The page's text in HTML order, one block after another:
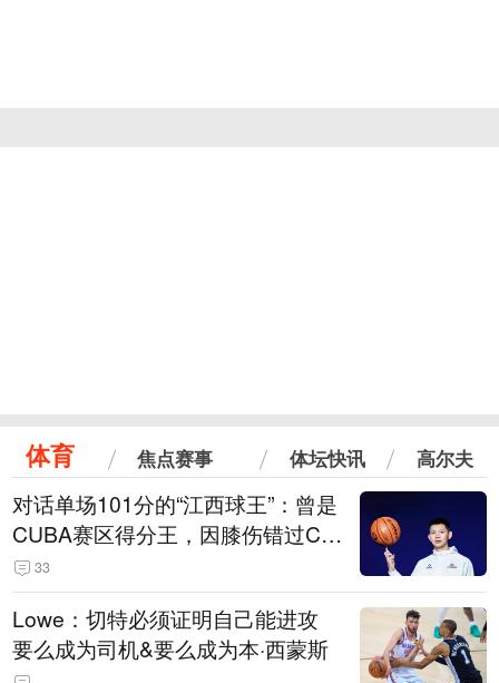
体育 焦点赛事 体坛快讯 高尔夫
对话单场101分的“江西球王”：曾是
CUBA赛区得分王，因膝伤错过CB
A选秀
33
Lowe：切特必须证明自己能进攻
要么成为司机&要么成为本·西蒙斯